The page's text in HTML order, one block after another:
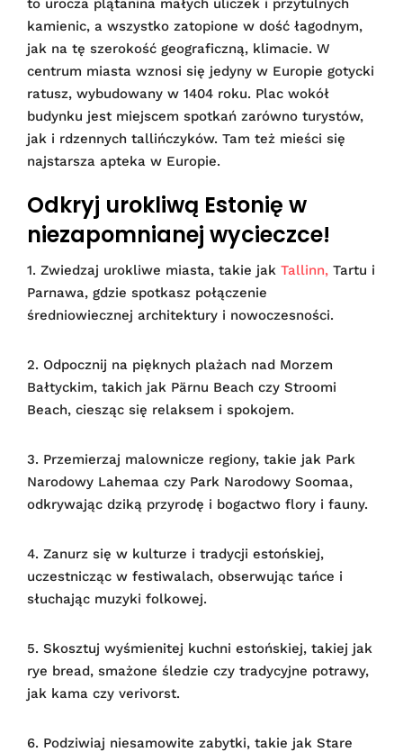
to urocza plątanina małych uliczek i przytulnych
kamienic, a wszystko zatopione w dość łagodnym,
jak na tę szerokość geograficzną, klimacie. W
centrum miasta wznosi się jedyny w Europie gotycki
ratusz, wybudowany w 1404 roku. Plac wokół
budynku jest miejscem spotkań zarówno turystów,
jak i rdzennych tallińczyków. Tam też mieści się
najstarsza apteka w Europie.
Odkryj urokliwą Estonię w
niezapomnianej wycieczce!
1. Zwiedzaj urokliwe miasta, takie jak Tallinn, Tartu i
Parnawa, gdzie spotkasz połączenie
średniowiecznej architektury i nowoczesności.
2. Odpocznij na pięknych plażach nad Morzem
Bałtyckim, takich jak Pärnu Beach czy Stroomi
Beach, ciesząc się relaksem i spokojem.
3. Przemierzaj malownicze regiony, takie jak Park
Narodowy Lahemaa czy Park Narodowy Soomaa,
odkrywając dziką przyrodę i bogactwo flory i fauny.
4. Zanurz się w kulturze i tradycji estońskiej,
uczestnicząc w festiwalach, obserwując tańce i
słuchając muzyki folkowej.
5. Skosztuj wyśmienitej kuchni estońskiej, takiej jak
rye bread, smażone śledzie czy tradycyjne potrawy,
jak kama czy verivorst.
6. Podziwiaj niesamowite zabytki, takie jak Stare